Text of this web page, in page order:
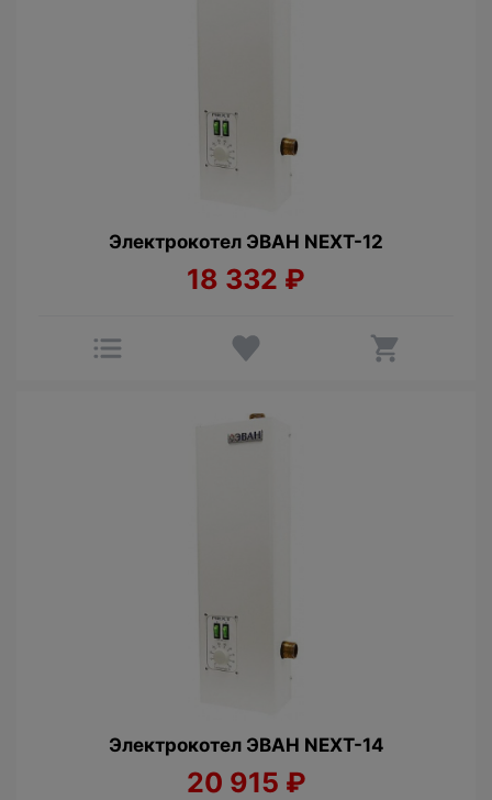
Электрокотел ЭВАН NEXT-12
18 332 ₽
Электрокотел ЭВАН NEXT-14
20 915 ₽